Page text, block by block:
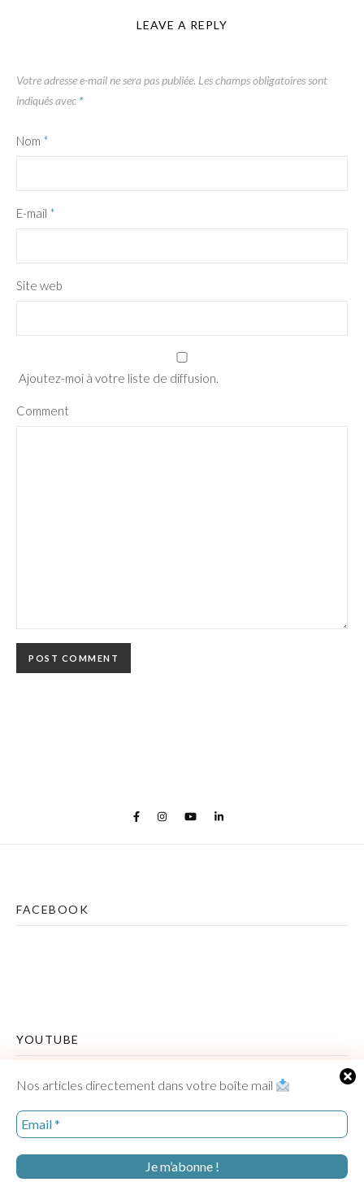
Nos articles directement dans votre boîte mail
LEAVE A REPLY
Votre adresse e-mail ne sera pas publiée. Les champs obligatoires sont
indiqués avec *
Nom *
E-mail *
Site web
Ajoutez-moi à votre liste de diffusion.
Comment
FACEBOOK
YOUTUBE
Lecteur